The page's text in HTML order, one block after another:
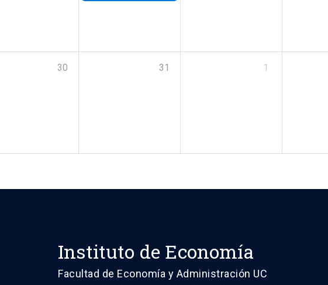
30 31 1
Instituto de Economía
Facultad de Economía y Administración UC